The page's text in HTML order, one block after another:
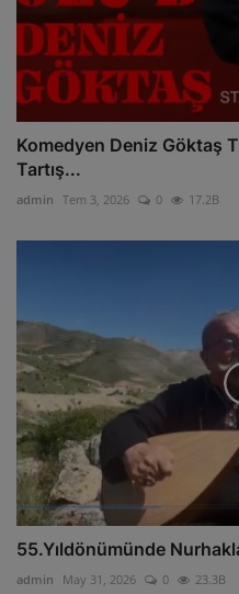
Komedyen Deniz Göktaş
Tartış...
admin Tem 3, 2026 0 17.2B
55.Yıldönümünde
admin May 31, 2026 0 23.3B